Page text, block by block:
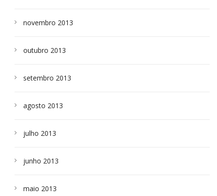
novembro 2013
outubro 2013
setembro 2013
agosto 2013
julho 2013
junho 2013
maio 2013